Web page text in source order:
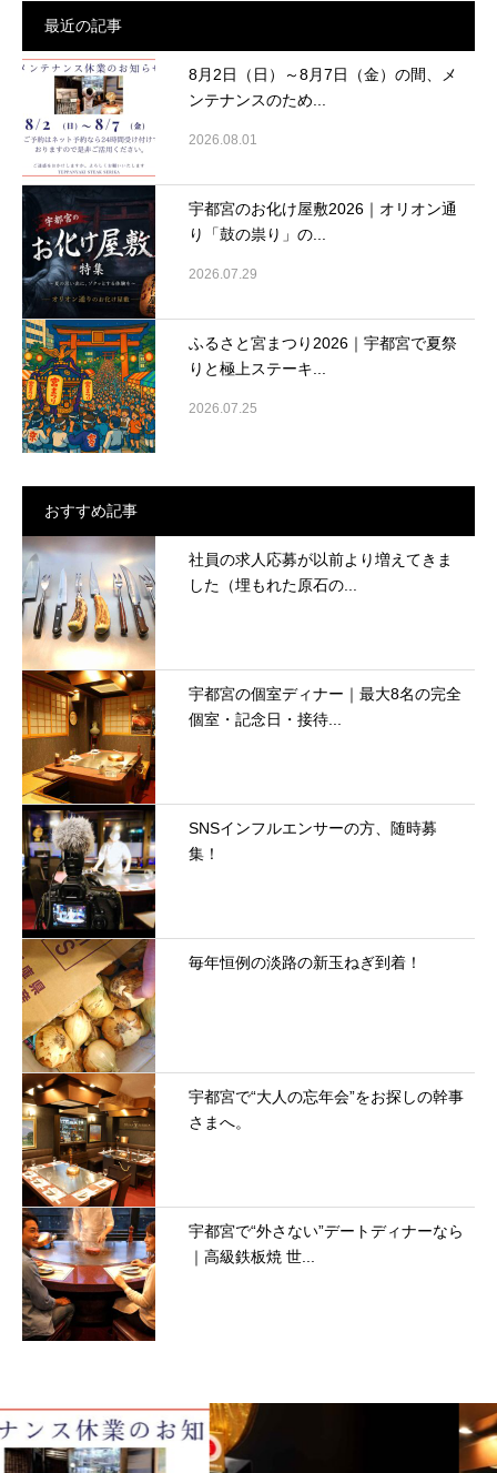
最近の記事
8月2日（日）～8月7日（金）の間、メ
ンテナンスのため...
2026.08.01
宇都宮のお化け屋敷2026｜オリオン通
り「鼓の祟り」の...
2026.07.29
ふるさと宮まつり2026｜宇都宮で夏祭
りと極上ステーキ...
2026.07.25
おすすめ記事
社員の求人応募が以前より増えてきま
した（埋もれた原石の...
宇都宮の個室ディナー｜最大8名の完全
個室・記念日・接待...
SNSインフルエンサーの方、随時募
集！
毎年恒例の淡路の新玉ねぎ到着！
宇都宮で“大人の忘年会”をお探しの幹事
さまへ。
宇都宮で“外さない”デートディナーなら
｜高級鉄板焼 世...